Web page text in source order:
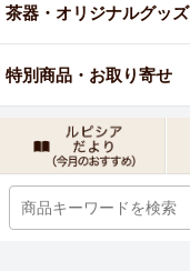
茶器・オリジナルグッズ
特別商品・お取り寄せ